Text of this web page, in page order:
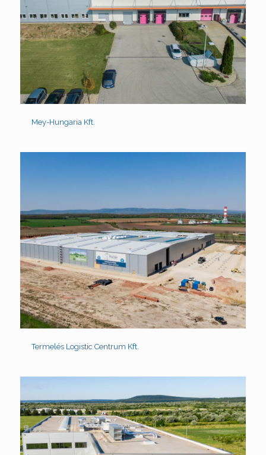
Mey-Hungaria Kft.
Termelés Logistic Centrum Kft.